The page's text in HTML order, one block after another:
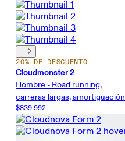
20% DE DESCUENTO
Cloudmonster 2
Hombre - Road running,
carreras largas, amortiguación
$839.992